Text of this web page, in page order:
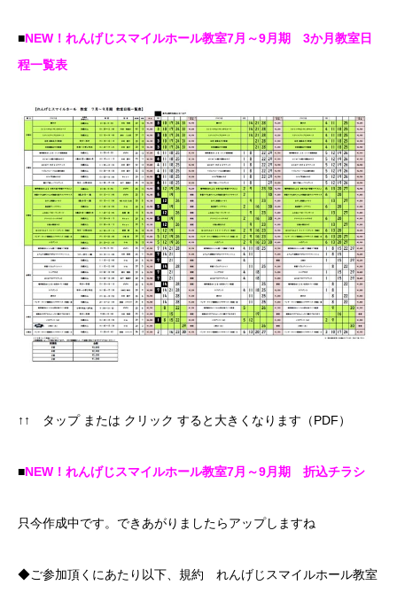
■NEW！れんげじスマイルホール教室7月～9月期 3か月教室日
程一覧表
↑↑ タップ または クリック すると大きくなります（PDF）
■NEW！れんげじスマイルホール教室7月～9月期 折込チラシ
只今作成中です。できあがりましたらアップしますね
◆ご参加頂くにあたり以下、規約 れんげじスマイルホール教室